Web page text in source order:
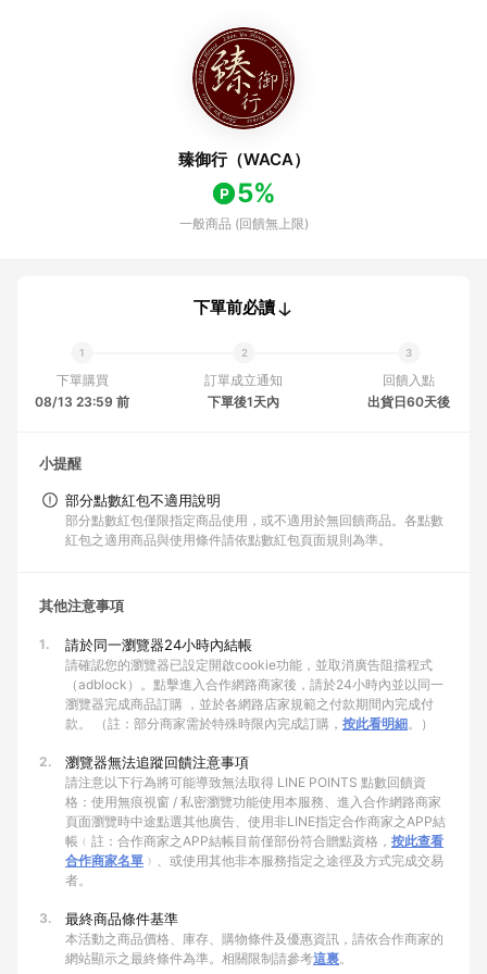
臻御行（WACA）
5%
一般商品 (回饋無上限)
下單前必讀
下單購買
08/13 23:59 前
訂單成立通知
下單後1天內
回饋入點
出貨日60天後
小提醒
部分點數紅包不適用說明
部分點數紅包僅限指定商品使用，或不適用於無回饋商品。各點數
紅包之適用商品與使用條件請依點數紅包頁面規則為準。
其他注意事項
1. 請於同一瀏覽器24小時內結帳
請確認您的瀏覽器已設定開啟cookie功能，並取消廣告阻擋程式
（adblock）。點擊進入合作網路商家後，請於24小時內並以同一
瀏覽器完成商品訂購 ，並於各網路店家規範之付款期間內完成付
款。 （註：部分商家需於特殊時限內完成訂購， 按此看明細。）
2. 瀏覽器無法追蹤回饋注意事項
請注意以下行為將可能導致無法取得 LINE POINTS 點數回饋資
格：使用無痕視窗 / 私密瀏覽功能使用本服務、進入合作網路商家
頁面瀏覽時中途點選其他廣告、使用非LINE指定合作商家之APP結
帳﹙註：合作商家之APP結帳目前僅部份符合贈點資格， 按此查看
合作商家名單 ﹚、或使用其他非本服務指定之途徑及方式完成交易
者。
3. 最終商品條件基準
本活動之商品價格、庫存、購物條件及優惠資訊，請依合作商家的
網站顯示之最終條件為準。相關限制請參考這裏。